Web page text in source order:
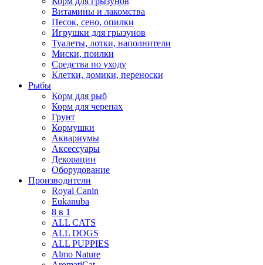
Витамины и лакомства
Песок, сено, опилки
Игрушки для грызунов
Туалеты, лотки, наполнители
Миски, поилки
Средства по уходу
Клетки, домики, переноски
Рыбы
Корм для рыб
Корм для черепах
Грунт
Кормушки
Аквариумы
Аксессуары
Декорации
Оборудование
Производители
Royal Canin
Eukanuba
8 в 1
ALL CATS
ALL DOGS
ALL PUPPIES
Almo Nature